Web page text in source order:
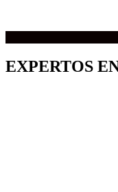
EXPERTOS